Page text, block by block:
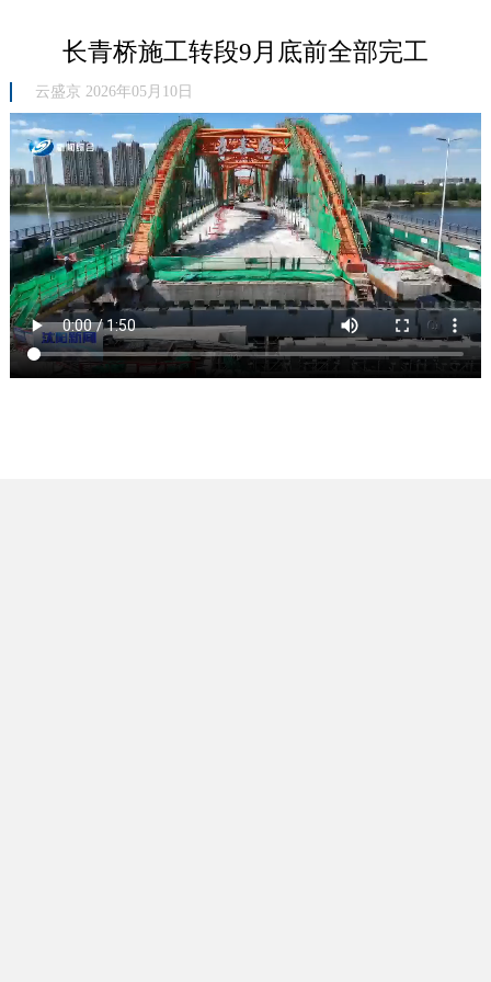
长青桥施工转段9月底前全部完工
云盛京 2026年05月10日